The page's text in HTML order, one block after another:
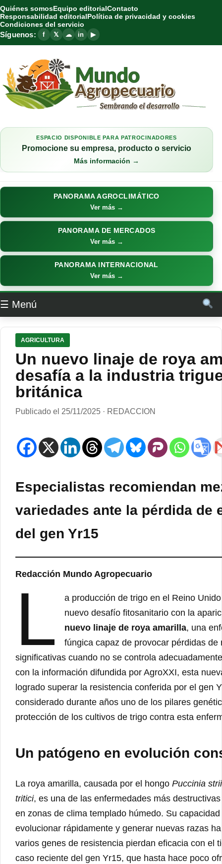
Quiénes somosEquipo editorialContacto
Responsabilidad editorialPolítica de privacidad y cookies
Condiciones del servicio
Síguenos: f 𝕏 ☁ in ▶
ESPACIO DISPONIBLE PARA PATROCINADORES
Promocione su empresa, producto o servicio
Más información →
PANORAMA AGROCLIMÁTICO
Ver más →
PANORAMA DE MERCADOS
Ver más →
PANORAMA INTERNACIONAL
Ver más →
☰ Menú
AGRICULTURA
Un nuevo linaje de roya
desafía a la industria
británica
Publicado el 25/11/2025 · REDACCION
Especialistas recomiendan
variedades ante la pérdida de
del gen Yr15
Redacción Mundo Agropecuario
L
a producción de trigo en el Reino
nuevo desafío fitosanitario con la
nuevo linaje de roya amarilla, una
fúngica capaz de provocar pérdidas de
significativas cuando no se controla
con la información difundida por AgroXXI, esta
logrado superar la resistencia conferida por el gen
considerado durante años uno de los pilares
protección de los cultivos de trigo contra esta
Un patógeno en evolución
La roya amarilla, causada por el hongo Puccinia
tritici, es una de las enfermedades más
en zonas de clima templado húmedo. Su
evolucionar rápidamente y generar nuevas razas
varios genes de resistencia pierdan eficacia con el
caso reciente del gen Yr15, que hasta hace poco